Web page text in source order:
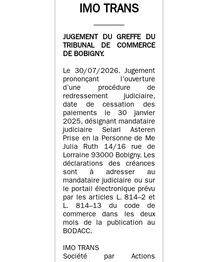
IMO TRANS
JUGEMENT DU GREFFE DU
TRIBUNAL DE COMMERCE
DE BOBIGNY.
Le 30/07/2026. Jugement
prononçant l’ouverture
d’une procédure de
redressement judiciaire,
date de cessation des
paiements le 30 janvier
2025, désignant mandataire
judiciaire Selarl Asteren
Prise en la Personne de Me
Julia Ruth 14/16 rue de
Lorraine 93000 Bobigny. Les
déclarations des créances
sont à adresser au
mandataire judiciaire ou sur
le portail électronique prévu
par les articles L. 814–2 et
L. 814–13 du code de
commerce dans les deux
mois de la publication au
BODACC.
IMO TRANS
Société par Actions